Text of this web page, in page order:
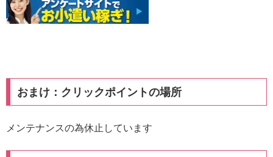
おまけ：クリックポイントの場所
メンテナンスの為休止しています